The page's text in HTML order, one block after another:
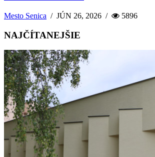
Mesto Senica /JÚN 26, 2026 / 5896
NAJČÍTANEJŠIE